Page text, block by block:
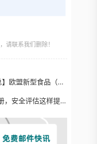
请联系我们删除！
【新增授权及修订汇总】欧盟新型食品（Novel Food）动态及分析（4月）
5.1后，化妆品备案注册，安全评估这样提交资料！